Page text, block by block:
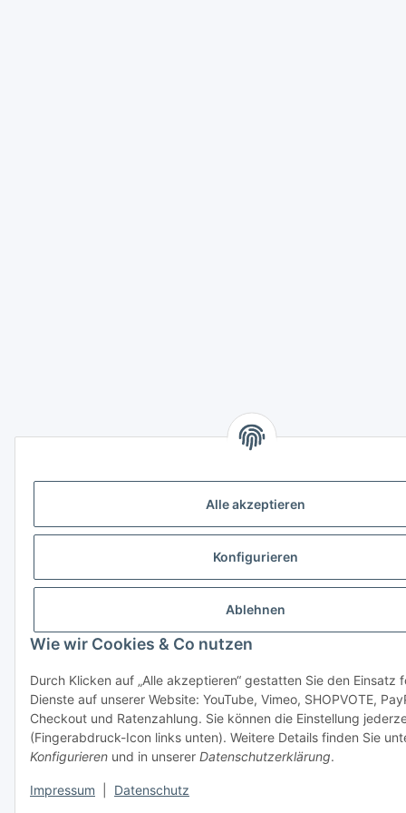
Alle akzeptieren
Konfigurieren
Ablehnen
Wie wir Cookies & Co nutzen
Durch Klicken auf „Alle akzeptieren“ gestatten Sie den Einsatz
Dienste auf unserer Website: YouTube, Vimeo, SHOPVOTE,
Checkout und Ratenzahlung. Sie können die Einstellung
(Fingerabdruck-Icon links unten). Weitere Details finden Sie
Konfigurieren und in unserer Datenschutzerklärung.
Impressum Datenschutz